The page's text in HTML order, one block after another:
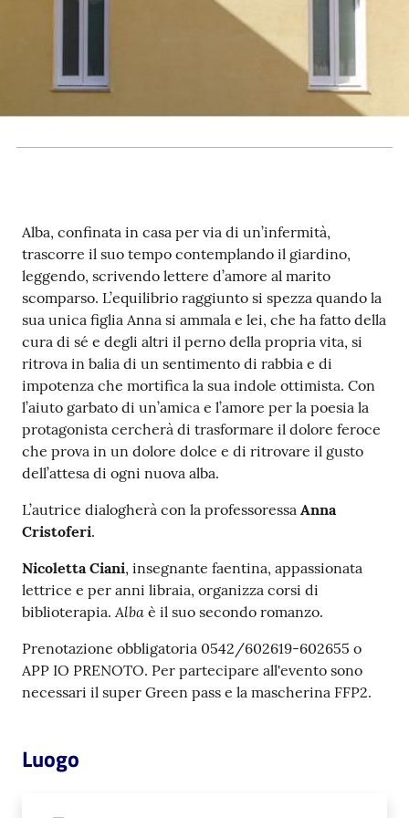
lettura
Catalogo
on line
Eventi
bibliotecario
Avvisi
Orari
Alba, confinata in casa per via di un’infermità,
trascorre il suo tempo contemplando il giardino,
leggendo, scrivendo lettere d’amore al marito
scomparso. L’equilibrio raggiunto si spezza quando la
sua unica figlia Anna si ammala e lei, che ha fatto della
cura di sé e degli altri il perno della propria vita, si
ritrova in balia di un sentimento di rabbia e di
impotenza che mortifica la sua indole ottimista. Con
l’aiuto garbato di un’amica e l’amore per la poesia la
protagonista cercherà di trasformare il dolore feroce
che prova in un dolore dolce e di ritrovare il gusto
dell’attesa di ogni nuova alba.
L’autrice dialogherà con la professoressa Anna
Cristoferi.
Nicoletta Ciani, insegnante faentina, appassionata
lettrice e per anni libraia, organizza corsi di
biblioterapia.Alba è il suo secondo romanzo.
Prenotazione obbligatoria 0542/602619-602655 o
APP IO PRENOTO. Per partecipare all'evento sono
necessari il super Green pass e la mascherina FFP2.
Luogo